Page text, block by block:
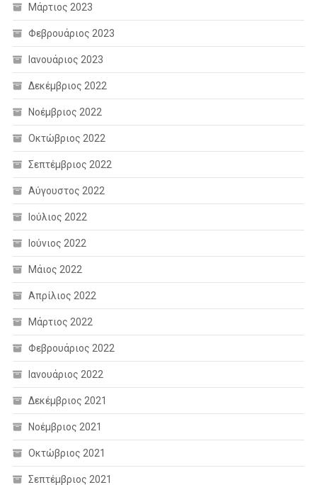
Μάρτιος 2023
Φεβρουάριος 2023
Ιανουάριος 2023
Δεκέμβριος 2022
Νοέμβριος 2022
Οκτώβριος 2022
Σεπτέμβριος 2022
Αύγουστος 2022
Ιούλιος 2022
Ιούνιος 2022
Μάιος 2022
Απρίλιος 2022
Μάρτιος 2022
Φεβρουάριος 2022
Ιανουάριος 2022
Δεκέμβριος 2021
Νοέμβριος 2021
Οκτώβριος 2021
Σεπτέμβριος 2021